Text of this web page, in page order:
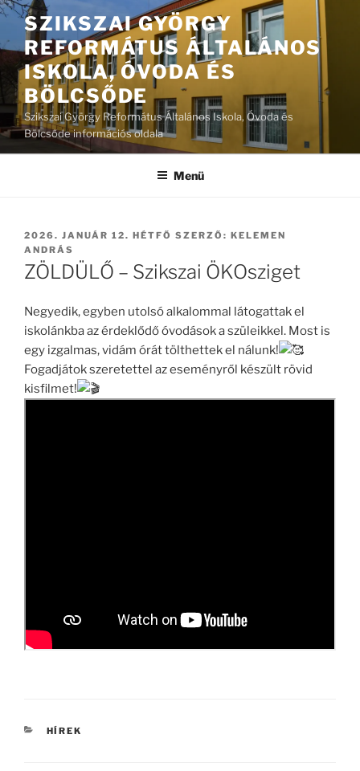
Tartalomhoz
SZIKSZAI GYÖRGY
REFORMÁTUS ÁLTALÁNOS
ISKOLA, ÓVODA ÉS
BÖLCSŐDE
Szikszai György Református Általános Iskola, Óvoda és
Bölcsőde információs oldala
Menü
BEKÜLDVE:
2026. JANUÁR 12. HÉTFŐ SZERZŐ: KELEMEN
ANDRÁS
ZÖLDÜLŐ – Szikszai ÖKOsziget
Negyedik, egyben utolsó alkalommal látogattak el
iskolánkba az érdeklődő óvodások a szüleikkel. Most is
egy izgalmas, vidám órát tölthettek el nálunk!
Fogadjátok szeretettel az eseményről készült rövid
kisfilmet!
KATEGÓRIÁK
HÍREK